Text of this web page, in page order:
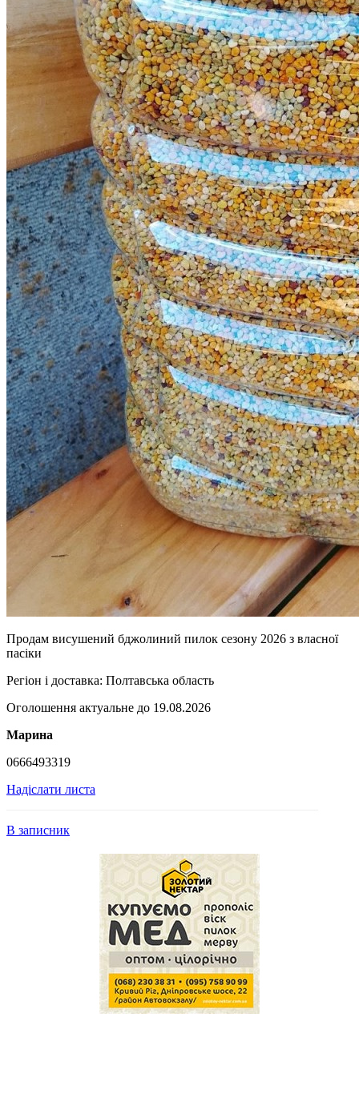
Продам висушений бджолиний пилок сезону 2026 з власної
пасіки
Регіон і доставка: Полтавська область
Оголошення актуальне до 19.08.2026
Марина
0666493319
Надіслати листа
В записник